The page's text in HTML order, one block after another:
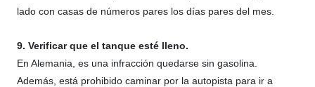
lado con casas de números pares los días pares del mes.
9. Verificar que el tanque esté lleno.
En Alemania, es una infracción quedarse sin gasolina.
Además, está prohibido caminar por la autopista para ir a